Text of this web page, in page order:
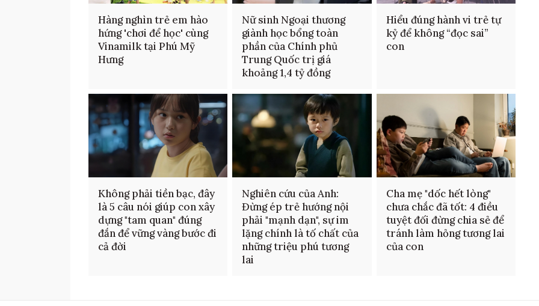
Hàng nghìn trẻ em hào
hứng 'chơi để học' cùng
Vinamilk tại Phú Mỹ
Hưng
Nữ sinh Ngoại thương
giành học bổng toàn
phần của Chính phủ
Trung Quốc trị giá
khoảng 1,4 tỷ đồng
Hiểu đúng hành vi trẻ tự
kỷ để không “đọc sai”
con
Không phải tiền bạc, đây
là 5 câu nói giúp con xây
dựng "tam quan" đúng
đắn để vững vàng bước đi
cả đời
Nghiên cứu của Anh:
Đừng ép trẻ hướng nội
phải "mạnh dạn", sự im
lặng chính là tố chất của
những triệu phú tương
lai
Cha mẹ "dốc hết lòng"
chưa chắc đã tốt: 4 điều
tuyệt đối đừng chia sẻ để
tránh làm hỏng tương lai
của con